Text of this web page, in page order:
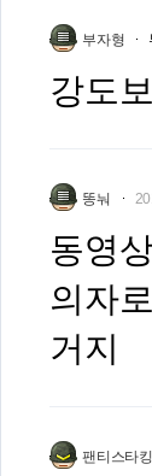
부자형
강도
똥눠
동영
의자
거지
팬티스타킹